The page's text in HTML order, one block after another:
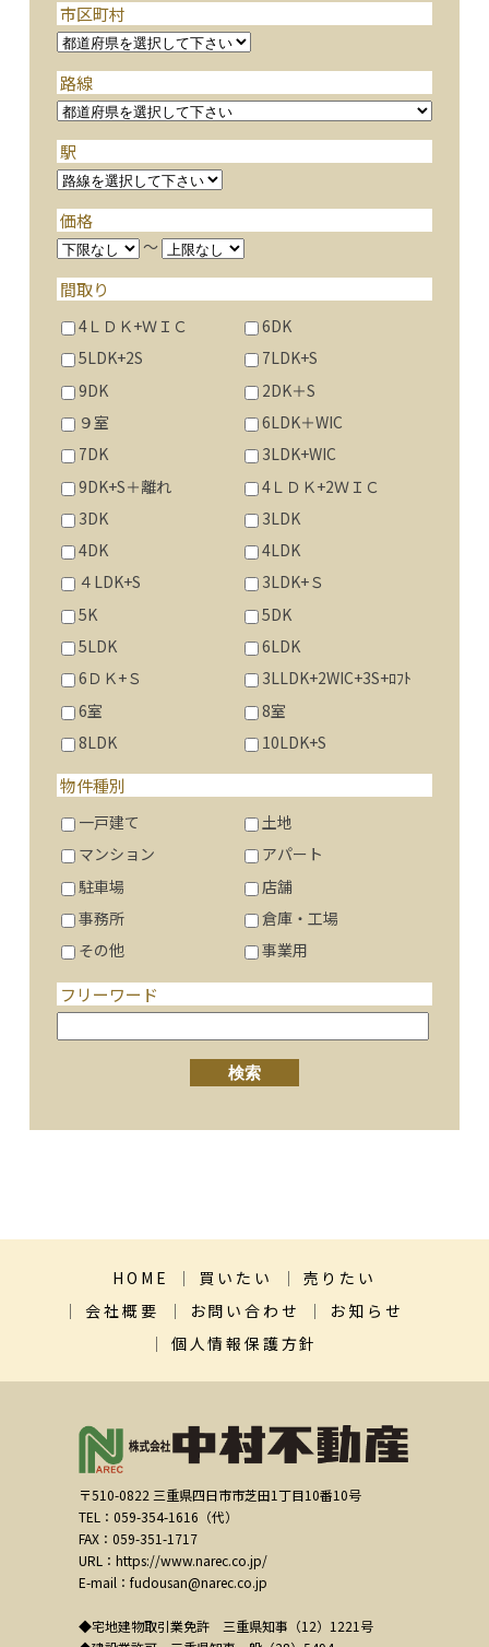
市区町村
路線
駅
価格
～
間取り
4ＬＤＫ+ＷＩＣ
6DK
5LDK+2S
7LDK+S
9DK
2DK＋S
９室
6LDK＋WIC
7DK
3LDK+WIC
9DK+S＋離れ
4ＬＤＫ+2ＷＩＣ
3DK
3LDK
4DK
4LDK
４LDK+S
3LDK+Ｓ
5K
5DK
5LDK
6LDK
6ＤＫ+Ｓ
3LLDK+2WIC+3S+ﾛﾌﾄ
6室
8室
8LDK
10LDK+S
物件種別
一戸建て
土地
マンション
アパート
駐車場
店舗
事務所
倉庫・工場
その他
事業用
フリーワード
HOME 買いたい
売りたい
会社概要
お問い合わせ
お知らせ
個人情報保護方針
〒510-0822 三重県四日市市芝田1丁目10番10号
TEL：059-354-1616（代）
FAX：059-351-1717
URL：https://www.narec.co.jp/
E-mail：fudousan@narec.co.jp
◆宅地建物取引業免許 三重県知事（12）1221号